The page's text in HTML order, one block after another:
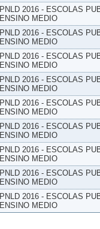
PNLD 2016 - ESCOLAS
ENSINO MEDIO
PNLD 2016 - ESCOLAS
ENSINO MEDIO
PNLD 2016 - ESCOLAS
ENSINO MEDIO
PNLD 2016 - ESCOLAS
ENSINO MEDIO
PNLD 2016 - ESCOLAS
ENSINO MEDIO
PNLD 2016 - ESCOLAS
ENSINO MEDIO
PNLD 2016 - ESCOLAS
ENSINO MEDIO
PNLD 2016 - ESCOLAS
ENSINO MEDIO
PNLD 2016 - ESCOLAS
ENSINO MEDIO